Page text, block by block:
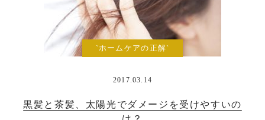
`ホームケアの正解`
2017.03.14
黒髪と茶髪、太陽光でダメージを受けやすいの